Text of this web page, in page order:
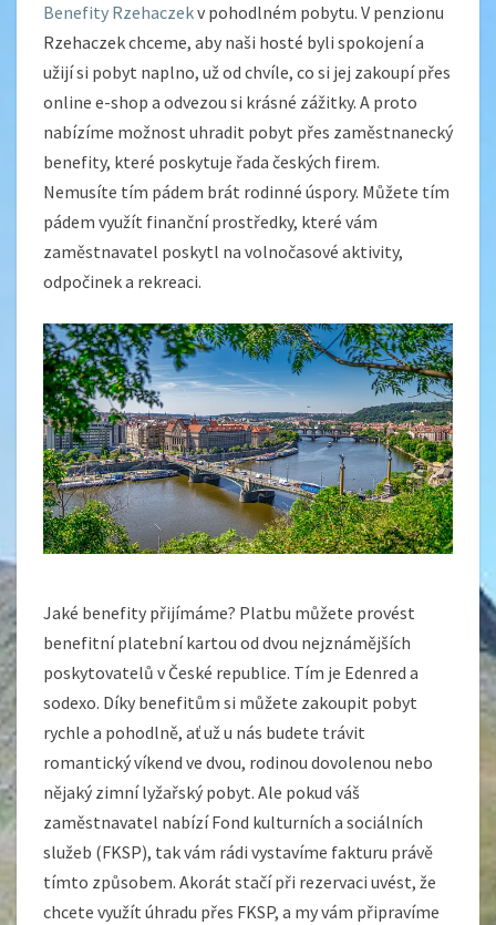
Benefity Rzehaczekv pohodlném pobytu. V penzionu
Rzehaczek chceme, aby naši hosté byli spokojení a
užijí si pobyt naplno, už od chvíle, co si jej zakoupí přes
online e-shop a odvezou si krásné zážitky. A proto
nabízíme možnost uhradit pobyt přes zaměstnanecký
benefity, které poskytuje řada českých firem.
Nemusíte tím pádem brát rodinné úspory. Můžete tím
pádem využít finanční prostředky, které vám
zaměstnavatel poskytl na volnočasové aktivity,
odpočinek a rekreaci.
Jaké benefity přijímáme? Platbu můžete provést
benefitní platební kartou od dvou nejznámějších
poskytovatelů v České republice. Tím je Edenred a
sodexo. Díky benefitům si můžete zakoupit pobyt
rychle a pohodlně, ať už u nás budete trávit
romantický víkend ve dvou, rodinou dovolenou nebo
nějaký zimní lyžařský pobyt. Ale pokud váš
zaměstnavatel nabízí Fond kulturních a sociálních
služeb (FKSP), tak vám rádi vystavíme fakturu právě
tímto způsobem. Akorát stačí při rezervaci uvést, že
chcete využít úhradu přes FKSP, a my vám připravíme